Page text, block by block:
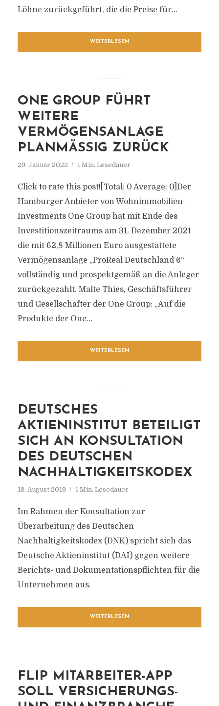
Löhne zurückgeführt, die die Preise für...
WEITERLESEN
ONE GROUP FÜHRT
WEITERE
VERMÖGENSANLAGE
PLANMÄSSIG ZURÜCK
29. Januar 2022 1 Min. Lesedauer
Click to rate this post![Total: 0 Average: 0]Der
Hamburger Anbieter von Wohnimmobilien-
Investments One Group hat mit Ende des
Investitionszeitraums am 31. Dezember 2021
die mit 62,8 Millionen Euro ausgestattete
Vermögensanlage „ProReal Deutschland 6“
vollständig und prospektgemäß an die Anleger
zurückgezahlt. Malte Thies, Geschäftsführer
und Gesellschafter der One Group: „Auf die
Produkte der One...
WEITERLESEN
DEUTSCHES
AKTIENINSTITUT BETEILIGT
SICH AN KONSULTATION
DES DEUTSCHEN
NACHHALTIGKEITSKODEX
18. August 2019 1 Min. Lesedauer
Im Rahmen der Konsultation zur
Überarbeitung des Deutschen
Nachhaltigkeitskodex (DNK) spricht sich das
Deutsche Aktieninstitut (DAI) gegen weitere
Berichts- und Dokumentationspflichten für die
Unternehmen aus.
WEITERLESEN
FLIP MITARBEITER-APP
SOLL VERSICHERUNGS-